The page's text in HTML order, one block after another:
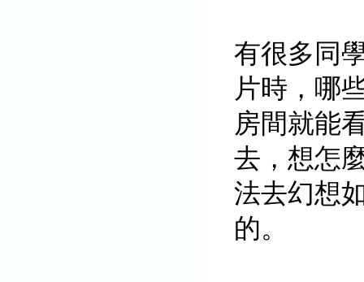
有很多同
片時，哪
房間就能
去，想怎
法去幻想
的。